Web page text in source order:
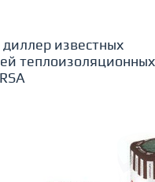
известных
теплоизоляционных